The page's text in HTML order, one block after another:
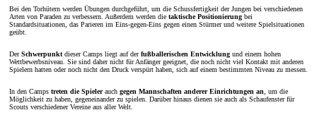
Bei den Torhütern werden Übungen durchgeführt, um die Schussfertigkeit der Jungen bei verschiedenen
Arten von Paraden zu verbessern. Außerdem werden die taktische Positionierung bei
Standardsituationen, das Parieren im Eins-gegen-Eins gegen einen Stürmer und weitere Spielsituationen
geübt.
DerSchwerpunktdieser Camps liegt auf derfußballerischen Entwicklung und einem hohen
Wettbewerbsniveau. Sie sind daher nicht für Anfänger geeignet, die noch nicht viel Kontakt mit anderen
Spielern hatten oder noch nicht den Druck verspürt haben, sich auf einem bestimmten Niveau zu messen.
In den Camps treten die Spielerauch gegen Mannschaften anderer Einrichtungen an, um die
Möglichkeit zu haben, gegeneinander zu spielen. Darüber hinaus dienen sie auch als Schaufenster für
Scouts verschiedener Vereine aus aller Welt.